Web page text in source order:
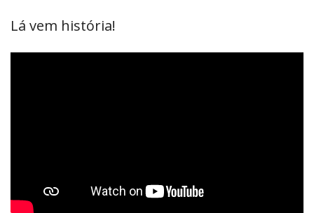
Lá vem história!